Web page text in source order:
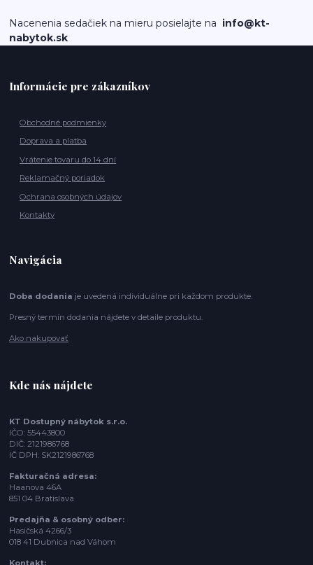
Nacenenia sedačiek na mieru posielajte na info@kt-
nabytok.sk
Informácie pre zákazníkov
Obchodné podmienky
Doprava a platba
Vrátenie tovaru do 14 dní
Reklamačný poriadok
Ochrana osobných údajov
Kontakty
Navigácia
Doba dodania je uvedená individuálne pri každom produkte.
Presný termín dodania nájdete v detaile produktu.
Ako nakupovať
Kde nás nájdete
KT Dostupný nábytok s.r.o.
IČO: 55443800
DIČ: 2121986768
IČ DPH: SK2121986768
Fakturačná adresa:
Haanova 46A
851 04 Bratislava
Predajňa & osobný odber:
Hasičská 4266/3
018 41 Dubnica nad Váhom
Kontakt: